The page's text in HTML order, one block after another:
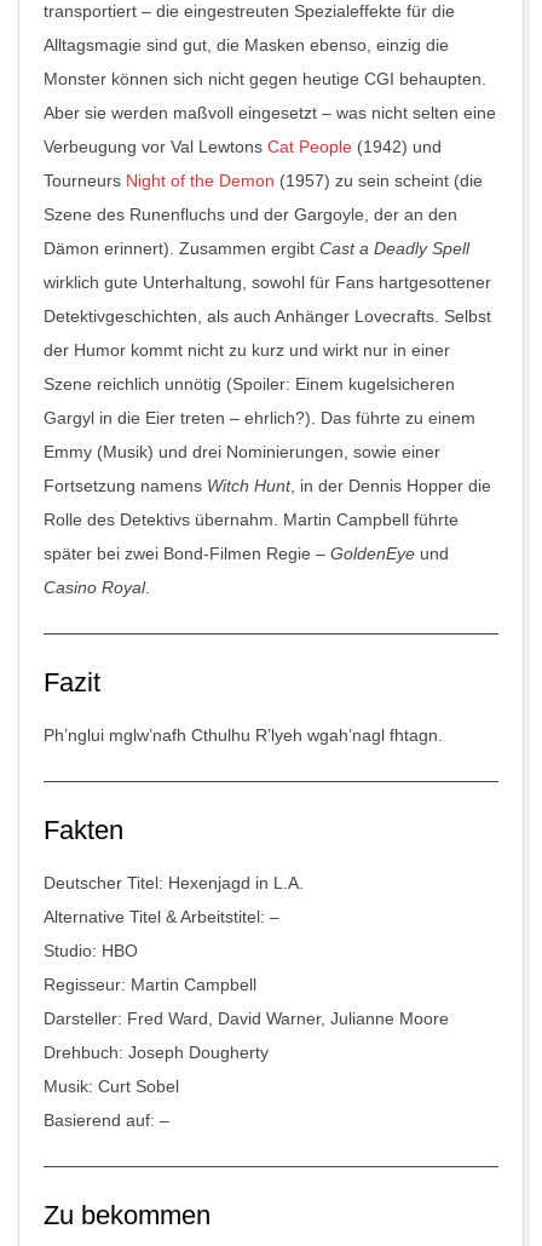
transportiert – die eingestreuten Spezialeffekte für die
Alltagsmagie sind gut, die Masken ebenso, einzig die
Monster können sich nicht gegen heutige CGI behaupten.
Aber sie werden maßvoll eingesetzt – was nicht selten eine
Verbeugung vor Val Lewtons Cat People (1942) und
Tourneurs Night of the Demon (1957) zu sein scheint (die
Szene des Runenfluchs und der Gargoyle, der an den
Dämon erinnert). Zusammen ergibt Cast a Deadly Spell
wirklich gute Unterhaltung, sowohl für Fans hartgesottener
Detektivgeschichten, als auch Anhänger Lovecrafts. Selbst
der Humor kommt nicht zu kurz und wirkt nur in einer
Szene reichlich unnötig (Spoiler: Einem kugelsicheren
Gargyl in die Eier treten – ehrlich?). Das führte zu einem
Emmy (Musik) und drei Nominierungen, sowie einer
Fortsetzung namens Witch Hunt, in der Dennis Hopper die
Rolle des Detektivs übernahm. Martin Campbell führte
später bei zwei Bond-Filmen Regie – GoldenEye und
Casino Royal.
Fazit
Ph’nglui mglw’nafh Cthulhu R’lyeh wgah’nagl fhtagn.
Fakten
Deutscher Titel: Hexenjagd in L.A.
Alternative Titel & Arbeitstitel: –
Studio: HBO
Regisseur: Martin Campbell
Darsteller: Fred Ward, David Warner, Julianne Moore
Drehbuch: Joseph Dougherty
Musik: Curt Sobel
Basierend auf: –
Zu bekommen